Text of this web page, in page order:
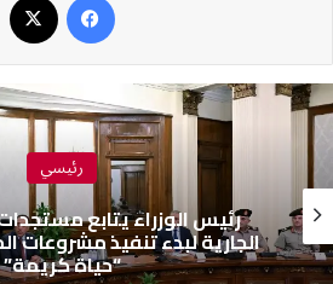
رئيسي
رئيس الوزراء يتابع
الجارية لبدء تنفيذ مشروعات
“حياة كريمة”